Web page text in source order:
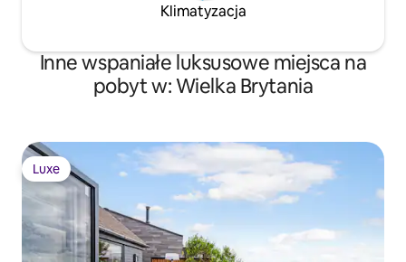
Klimatyzacja
Inne wspaniałe luksusowe miejsca na
pobyt w: Wielka Brytania
Luxe
Luxe